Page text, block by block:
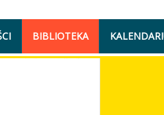
BIBLIOTEKA